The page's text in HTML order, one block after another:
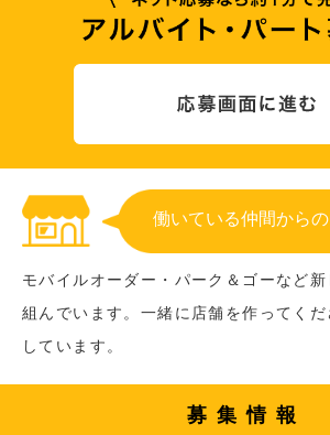
働いている仲間から
モバイルオーダー・パーク＆ゴーなど
組んでいます。一緒に店舗を作ってく
しています。
募集情報